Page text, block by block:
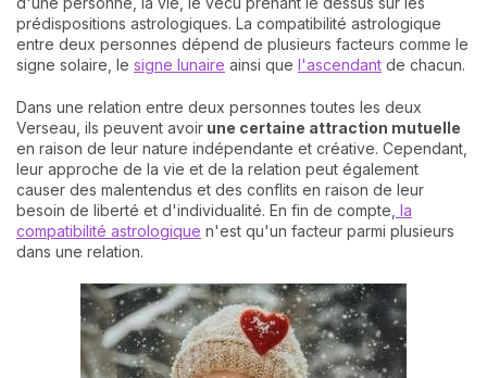
prédispositions astrologiques. La compatibilité astrologique
entre deux personnes dépend de plusieurs facteurs comme le
signe solaire, le signe lunaire ainsi que l'ascendant de chacun.
Dans une relation entre deux personnes toutes les deux
Verseau, ils peuvent avoir une certaine attraction mutuelle
en raison de leur nature indépendante et créative. Cependant,
leur approche de la vie et de la relation peut également
causer des malentendus et des conflits en raison de leur
besoin de liberté et d'individualité. En fin de compte, la
compatibilité astrologique n'est qu'un facteur parmi plusieurs
dans une relation.